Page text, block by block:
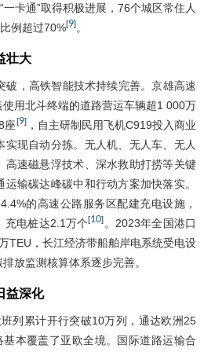
一卡通”取得积极进展，76个城区常住人
例超过70%[9] 。
壮大
破，高铁智能技术持续完善。京雄高速
用北斗终端的道路营运车辆超1 000万
座 [9]，自主研制民用飞机C919投入商业
现自动分拣。无人机、无人车、无人
高速磁悬浮技术、深水救助打捞等关键
输碳达峰碳中和行动方案加快落实。
的高速公路服务区配建充电设施，
充电桩达2.1万个[10] 。2023年全国港口
TEU，长江经济带船舶岸电系统受电设
排放监测核算体系逐步完善。
益深化
列累计开行突破10万列，通达欧洲25
本覆盖了亚欧全境。国际道路运输合